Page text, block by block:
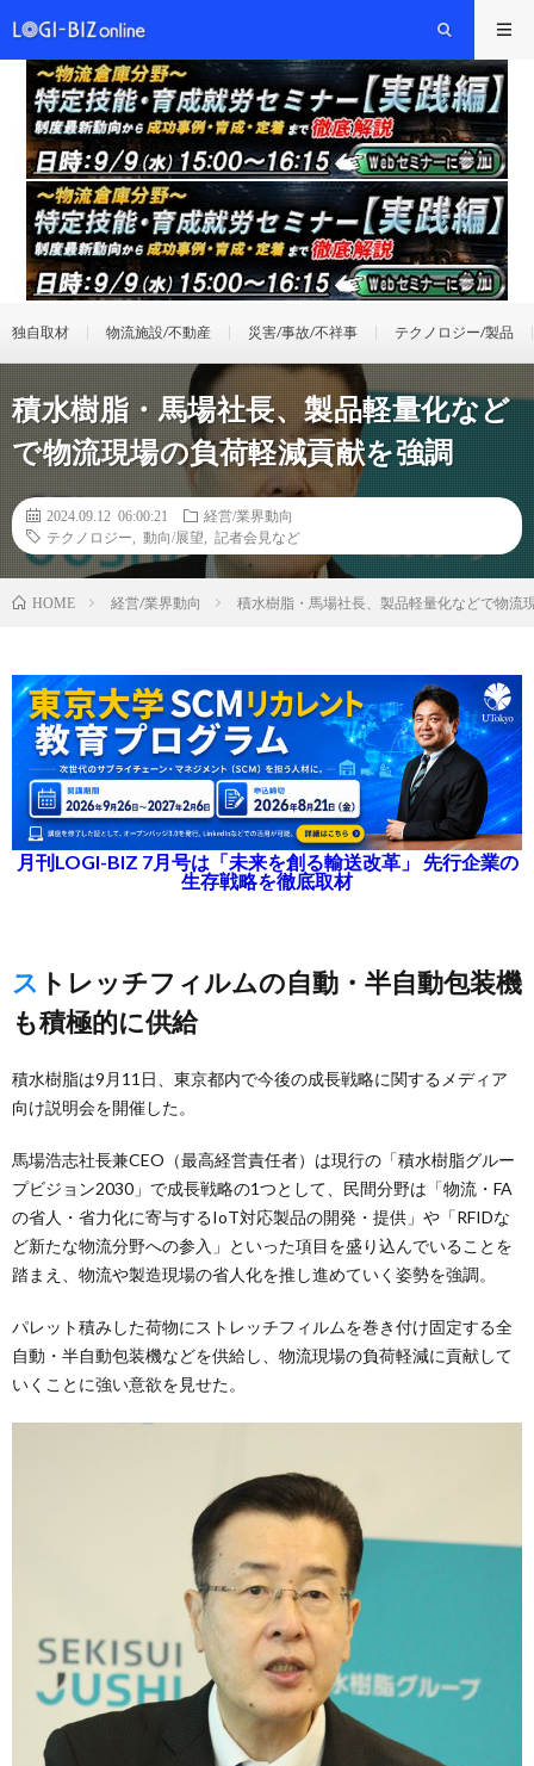
独自取材 物流施設/不動産 災害/事故/不祥事 テクノロジー/製品
積水樹脂・馬場社長、製品軽量化など
で物流現場の負荷軽減貢献を強調
2024.09.12 06:00:21
経営/業界動向
テクノロジー
動向/展望 記者会見など
HOME 経営/業界動向 積水樹脂・馬場社長、製品軽量化などで物流
月刊LOGI-BIZ 7月号は「未来を創る輸送改革」 先行企業の
生存戦略を徹底取材
ストレッチフィルムの自動・半自動包装機
も積極的に供給
積水樹脂は9月11日、東京都内で今後の成長戦略に関するメディア
向け説明会を開催した。
馬場浩志社長兼CEO（最高経営責任者）は現行の「積水樹脂グルー
プビジョン2030」で成長戦略の1つとして、民間分野は「物流・FA
の省人・省力化に寄与するIoT対応製品の開発・提供」や「RFIDな
ど新たな物流分野への参入」といった項目を盛り込んでいることを
踏まえ、物流や製造現場の省人化を推し進めていく姿勢を強調。
パレット積みした荷物にストレッチフィルムを巻き付け固定する全
自動・半自動包装機などを供給し、物流現場の負荷軽減に貢献して
いくことに強い意欲を見せた。